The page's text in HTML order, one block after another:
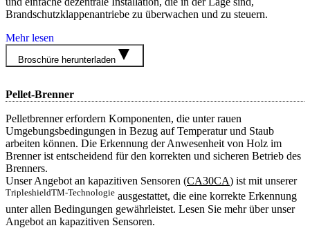
Brandschutzklappenantriebe zu überwachen und zu steuern.
Mehr lesen
Broschüre herunterladen
Pellet-Brenner
Pelletbrenner erfordern Komponenten, die unter rauen
Umgebungsbedingungen in Bezug auf Temperatur und Staub
arbeiten können. Die Erkennung der Anwesenheit von Holz im
Brenner ist entscheidend für den korrekten und sicheren Betrieb des
Brenners.
Unser Angebot an kapazitiven Sensoren (CA30CA) ist mit unserer
TripleshieldTM-Technologie ausgestattet, die eine korrekte Erkennung
unter allen Bedingungen gewährleistet. Lesen Sie mehr über unser
Angebot an kapazitiven Sensoren.